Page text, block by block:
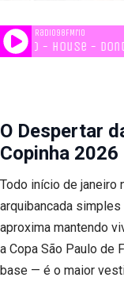
O Despertar
Copinha 2026
Todo início de janeiro
arquibancada
aproxima mantendo
a Copa São Paulo de
base — é o maior